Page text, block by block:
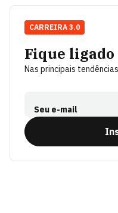
Fique ligado
Nas principais
Seu e-mail
CARREIRA 3.0